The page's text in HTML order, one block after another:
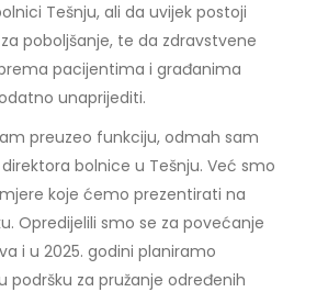
Tešnju, ali da uvijek postoji
poboljšanje, te da zdravstvene
pacijentima i građanima
unaprijediti.
preuzeo funkciju, odmah sam
bolnice u Tešnju. Već smo
koje ćemo prezentirati na
Opredijelili smo se za povećanje
i u 2025. godini planiramo
podršku za pružanje određenih